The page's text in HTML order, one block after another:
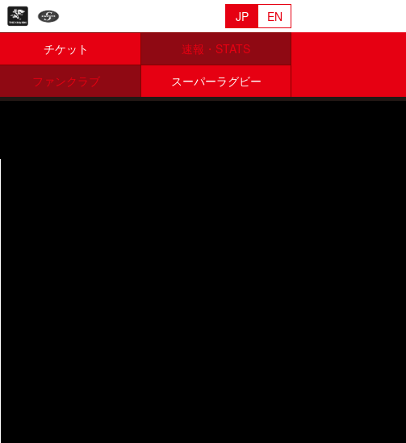
チケット
速報・STATS
ファンクラブ スーパーラグビー
JP EN